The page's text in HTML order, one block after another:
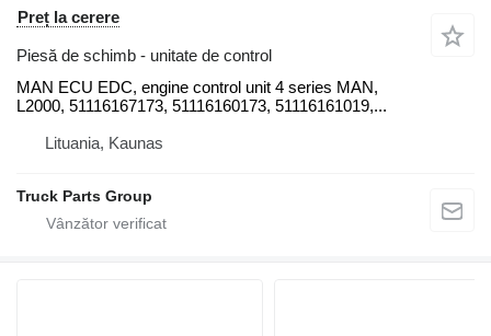
Preț la cerere
Piesă de schimb - unitate de control
MAN ECU EDC, engine control unit 4 series MAN,
L2000, 51116167173, 51116160173, 51116161019,...
Lituania, Kaunas
Truck Parts Group